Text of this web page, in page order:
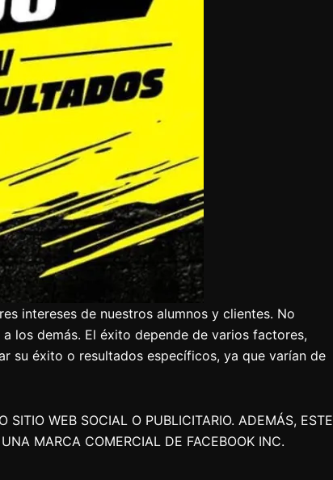
intereses de nuestros alumnos y clientes. No
los demás. El éxito depende de varios factores,
su éxito o resultados específicos, ya que varían de
SITIO WEB SOCIAL O PUBLICITARIO. ADEMÁS, ESTE
MARCA COMERCIAL DE FACEBOOK INC.